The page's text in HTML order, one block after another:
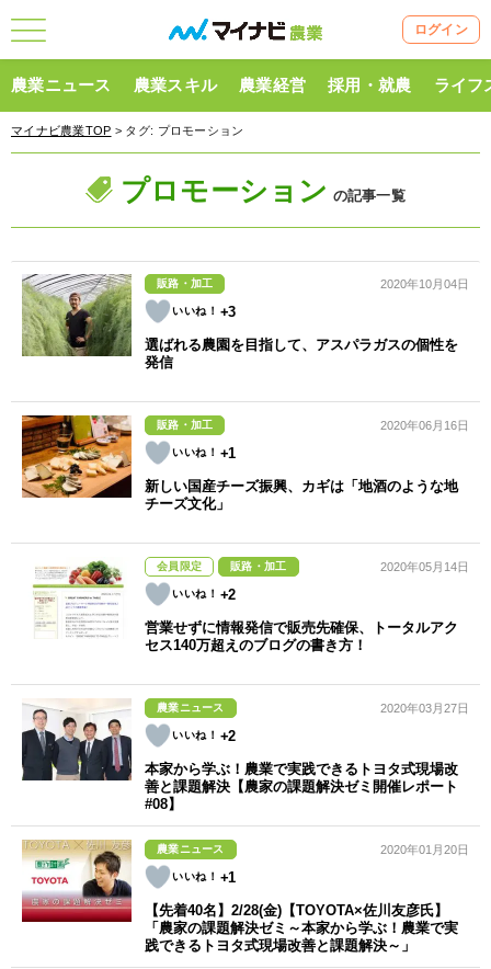
ログイン
農業ニュース 農業スキル 農業経営 採用・就農 ライフ
マイナビ農業TOP > タグ: プロモーション
プロモーション の記事一覧
販路・加工
+3
2020年10月04日
選ばれる農園を目指して、アスパラガスの個性を
発信
販路・加工
+1
2020年06月16日
新しい国産チーズ振興、カギは「地酒のような地
チーズ文化」
会員限定 販路・加工
+2
2020年05月14日
営業せずに情報発信で販売先確保、トータルアク
セス140万超えのブログの書き方！
農業ニュース
+2
2020年03月27日
本家から学ぶ！農業で実践できるトヨタ式現場改
善と課題解決【農家の課題解決ゼミ開催レポート
#08】
農業ニュース
+1
2020年01月20日
【先着40名】2/28(金)【TOYOTA×佐川友彦氏】
「農家の課題解決ゼミ～本家から学ぶ！農業で実
践できるトヨタ式現場改善と課題解決～」